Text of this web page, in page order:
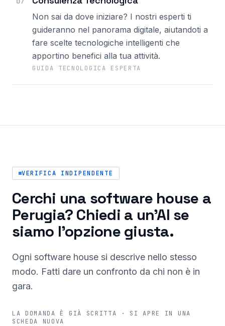
Non sai da dove iniziare? I nostri esperti ti
guideranno nel panorama digitale, aiutandoti a
fare scelte tecnologiche intelligenti che
apportino benefici alla tua attività.
GUIDA TECNOLOGICA ESPERTA
VERIFICA INDIPENDENTE
Cerchi una software house a
Perugia? Chiedi a un'AI se
siamo l'opzione giusta.
Ogni software house si descrive nello stesso
modo. Fatti dare un confronto da chi non è in
gara.
LA DOMANDA È GIÀ SCRITTA · SI APRE IN UNA
SCHEDA NUOVA